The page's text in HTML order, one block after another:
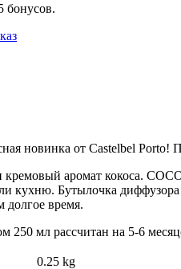
бонусов.
новинка от Castelbel Porto!
аромат кокоса.
кухню. Бутылочка
долгое время.
250 мл рассчитан на 5-6
0.25 kg